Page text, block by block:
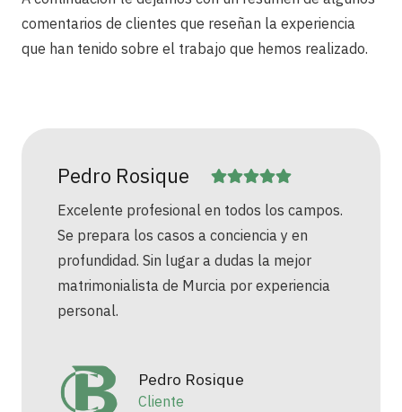
comentarios de clientes que reseñan la experiencia
que han tenido sobre el trabajo que hemos realizado.
Pedro Rosique
Excelente profesional en todos los campos.
Se prepara los casos a conciencia y en
profundidad. Sin lugar a dudas la mejor
matrimonialista de Murcia por experiencia
personal.
Pedro Rosique
Cliente